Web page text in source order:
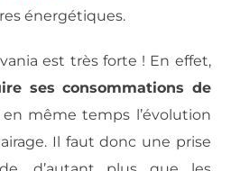
énergétiques.
est très forte ! En effet,
ses consommations de
même temps l’évolution
Il faut donc une prise